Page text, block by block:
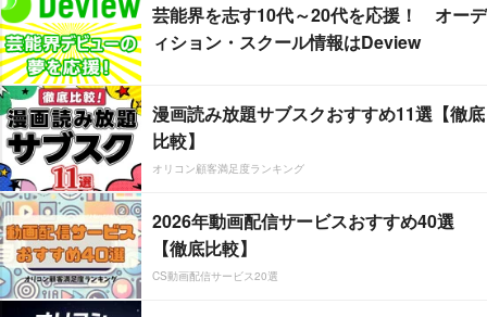
芸能界を志す10代～20代を応援！ オーデ
ィション・スクール情報はDeview
漫画読み放題サブスクおすすめ11選【徹底
比較】
オリコン顧客満足度ランキング
2026年動画配信サービスおすすめ40選
【徹底比較】
CS動画配信サービス20選